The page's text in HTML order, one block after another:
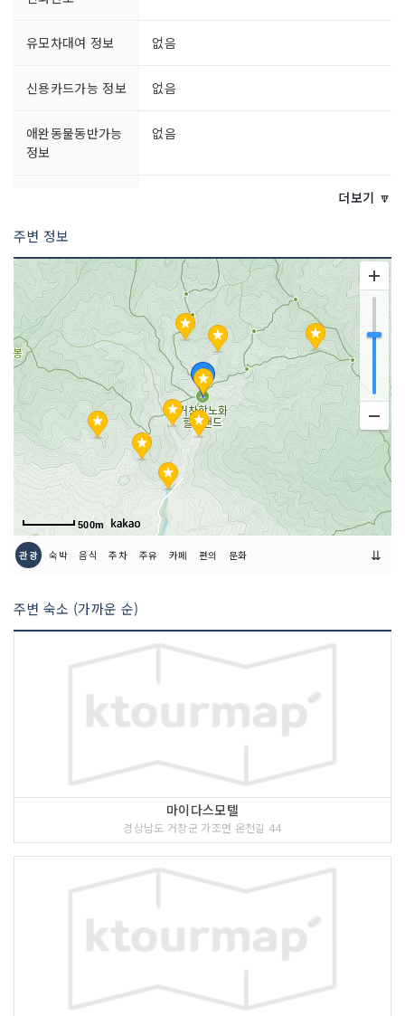
유모차대여 정보 없음
신용카드가능 정보 없음
애완동물동반가능
정보
없음
주차시설
쉬는날 매주 월요일
이용시간
- 3~10월 09:00~17:50 (매표마감 17:0
0)
- 11~2월 09:00~16:50 (매표마감 16:0
0)
더보기 🔽
주변 정보
500m
관광 숙박 음식 주차 주유 카페 편의 문화 ⇊
주변 숙소 (가까운 순)
마이다스모텔
경상남도 거창군 가조면 온천길 44